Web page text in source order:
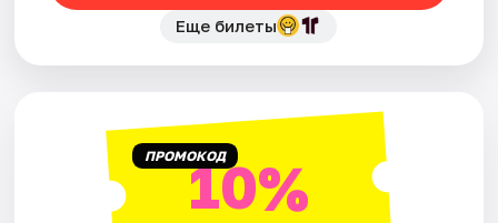
Еще билеты
ПРОМОКОД10%